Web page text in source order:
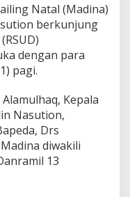
Natal (Madina)
berkunjung
dengan para
pagi.
Kepala
Nasution,
Drs
diwakili
13